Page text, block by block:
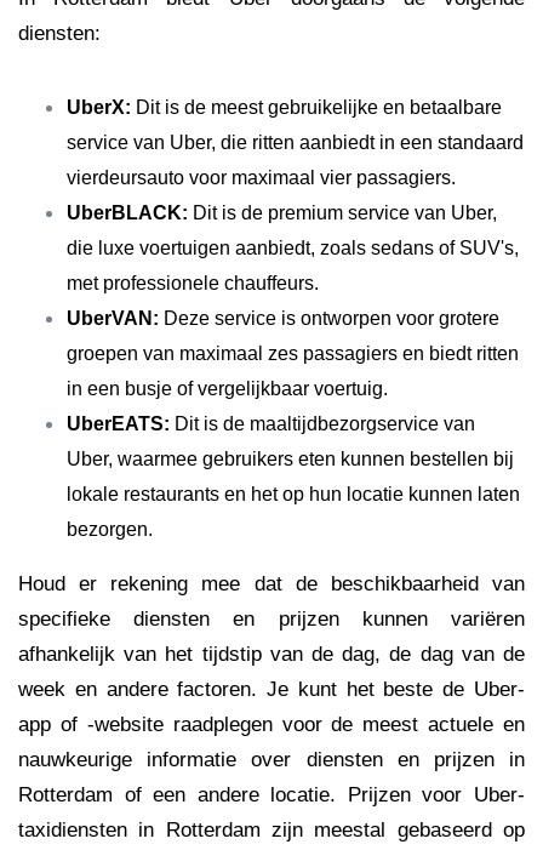
diensten:
UberX: Dit is de meest gebruikelijke en betaalbare
service van Uber, die ritten aanbiedt in een standaard
vierdeursauto voor maximaal vier passagiers.
UberBLACK: Dit is de premium service van Uber,
die luxe voertuigen aanbiedt, zoals sedans of SUV's,
met professionele chauffeurs.
UberVAN: Deze service is ontworpen voor grotere
groepen van maximaal zes passagiers en biedt ritten
in een busje of vergelijkbaar voertuig.
UberEATS: Dit is de maaltijdbezorgservice van
Uber, waarmee gebruikers eten kunnen bestellen bij
lokale restaurants en het op hun locatie kunnen laten
bezorgen.
Houd er rekening mee dat de beschikbaarheid van
specifieke diensten en prijzen kunnen variëren
afhankelijk van het tijdstip van de dag, de dag van de
week en andere factoren. Je kunt het beste de Uber-
app of -website raadplegen voor de meest actuele en
nauwkeurige informatie over diensten en prijzen in
Rotterdam of een andere locatie. Prijzen voor Uber-
taxidiensten in Rotterdam zijn meestal gebaseerd op